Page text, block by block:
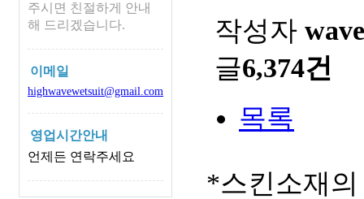
주시면 친절하게 안내
해 드리겠습니다.
이메일
highwavewetsuit@gmail.com
영업시간안내
언제든 연락주세요
작성자 wave
글6,374건
목록
*스킨소재